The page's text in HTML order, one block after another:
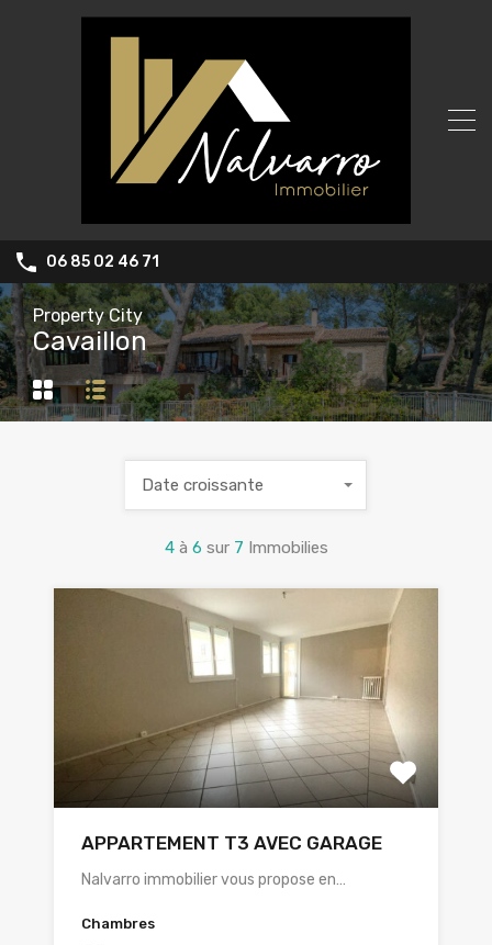
06 85 02 46 71
Property City
Cavaillon
4 à 6 sur 7 Immobilies
Date croissante
APPARTEMENT T3 AVEC GARAGE
Nalvarro immobilier vous propose en…
Chambres